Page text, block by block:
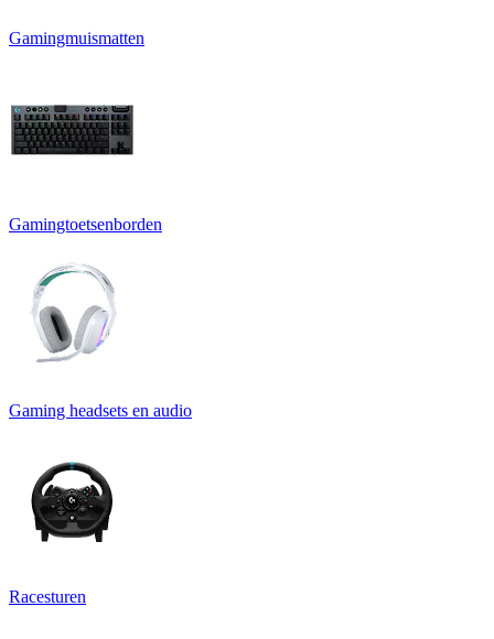
Gamingmuismatten
Gamingtoetsenborden
Gaming headsets en audio
Racesturen